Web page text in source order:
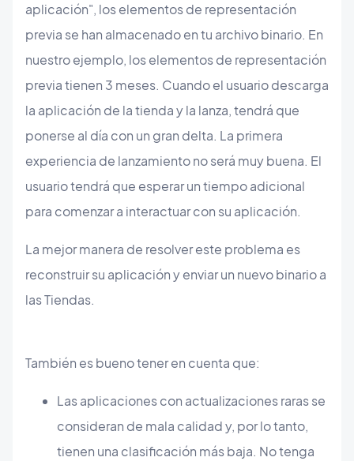
aplicación", los elementos de representación
previa se han almacenado en tu archivo binario. En
nuestro ejemplo, los elementos de representación
previa tienen 3 meses. Cuando el usuario descarga
la aplicación de la tienda y la lanza, tendrá que
ponerse al día con un gran delta. La primera
experiencia de lanzamiento no será muy buena. El
usuario tendrá que esperar un tiempo adicional
para comenzar a interactuar con su aplicación.
La mejor manera de resolver este problema es
reconstruir su aplicación y enviar un nuevo binario a
las Tiendas.
También es bueno tener en cuenta que:
Las aplicaciones con actualizaciones raras se
consideran de mala calidad y, por lo tanto,
tienen una clasificación más baja. No tenga